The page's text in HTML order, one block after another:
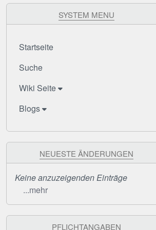
SYSTEM MENU
Startseite
Suche
Wiki Seite
Blogs
NEUESTE ÄNDERUNGEN
Keine anzuzeigenden Einträge
...mehr
PFLICHTANGABEN